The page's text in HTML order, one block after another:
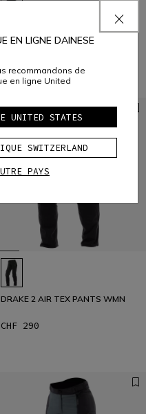
LEGGING POUR FEMME
DRAKE 2 AIR TEX PANTS WMN
CHF 290
EN LIGNE DAINESE
recommandons de
en ligne United
UNITED STATES
SWITZERLAND
PAYS